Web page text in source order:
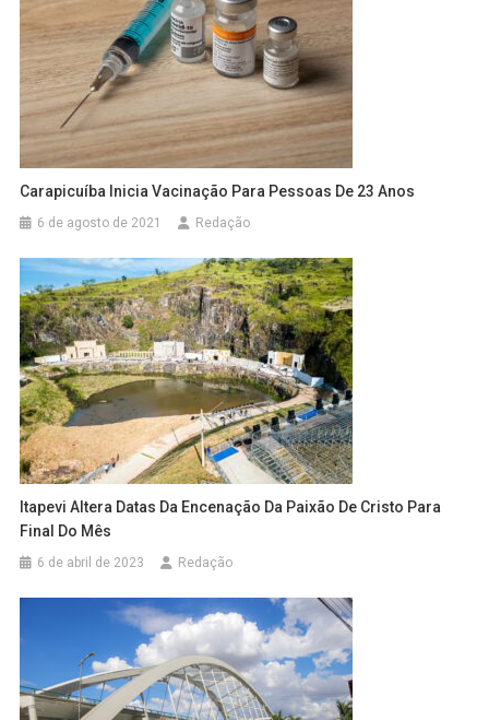
Carapicuíba Inicia Vacinação Para Pessoas De 23 Anos
6 de agosto de 2021 Redação
Itapevi Altera Datas Da Encenação Da Paixão De Cristo Para
Final Do Mês
6 de abril de 2023 Redação